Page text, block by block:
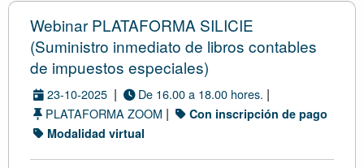
Webinar PLATAFORMA SILICIE
(Suministro inmediato de libros contables
de impuestos especiales)
23-10-2025 | De 16.00 a 18.00 hores. |
PLATAFORMA ZOOM |
Con inscripción de pago
Modalidad virtual